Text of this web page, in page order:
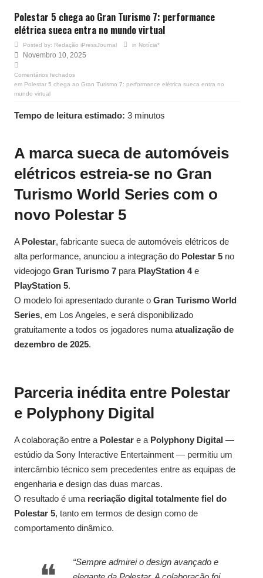
Polestar 5 chega ao Gran Turismo 7: performance
elétrica sueca entra no mundo virtual
Posted by: Redação iPressJournal in Notícia*
Novembro 10, 2025
Comentários fechados
em Polestar 5 chega ao Gran Turismo 7: performance elétrica sueca entra no
mundo virtual
Tempo de leitura estimado: 3 minutos
A marca sueca de automóveis
elétricos estreia-se no Gran
Turismo World Series com o
novo Polestar 5
A Polestar, fabricante sueca de automóveis elétricos de
alta performance, anunciou a integração do Polestar 5 no
videojogo Gran Turismo 7 para PlayStation 4e
PlayStation 5.
O modelo foi apresentado durante o Gran Turismo World
Series, em Los Angeles, e será disponibilizado
gratuitamente a todos os jogadores numa atualização de
dezembro de 2025.
Parceria inédita entre Polestar
e Polyphony Digital
A colaboração entre a Polestar e a Polyphony Digital —
estúdio da Sony Interactive Entertainment — permitiu um
intercâmbio técnico sem precedentes entre as equipas de
engenharia e design das duas marcas.
O resultado é uma recriação digital totalmente fiel do
Polestar 5, tanto em termos de design como de
comportamento dinâmico.
“Sempre admirei o design avançado e